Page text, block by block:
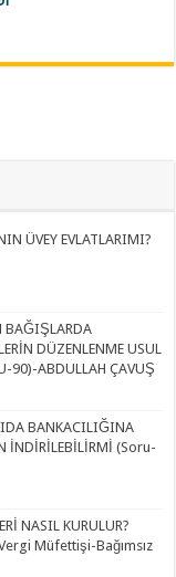
ÜVEY EVLATLARIMI?
BAĞIŞLARDA
DÜZENLENME USUL
90)-ABDULLAH ÇAVUŞ
BANKACILIĞINA
İNDİRİLEBİLİRMİ (Soru-
NASIL KURULUR?
Müfettişi-Bağımsız